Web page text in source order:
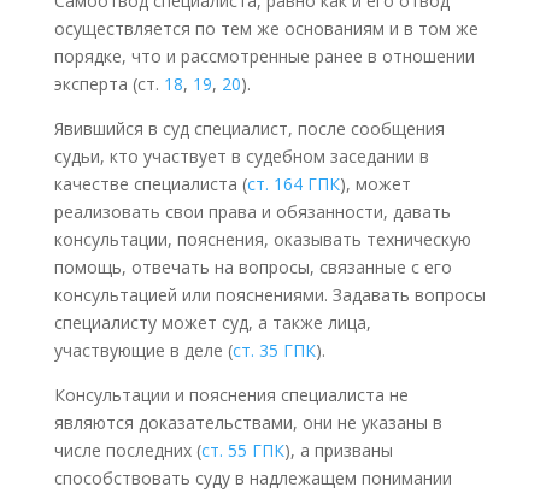
осуществляется по тем же основаниям и в том же
порядке, что и рассмотренные ранее в отношении
эксперта (ст. 18, 19, 20).
Явившийся в суд специалист, после сообщения
судьи, кто участвует в судебном заседании в
качестве специалиста (ст. 164 ГПК), может
реализовать свои права и обязанности, давать
консультации, пояснения, оказывать техническую
помощь, отвечать на вопросы, связанные с его
консультацией или пояснениями. Задавать вопросы
специалисту может суд, а также лица,
участвующие в деле (ст. 35 ГПК).
Консультации и пояснения специалиста не
являются доказательствами, они не указаны в
числе последних (ст. 55 ГПК), а призваны
способствовать суду в надлежащем понимании